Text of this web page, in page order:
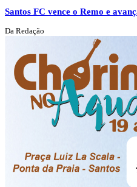
Santos FC vence o Remo e
Da Redação